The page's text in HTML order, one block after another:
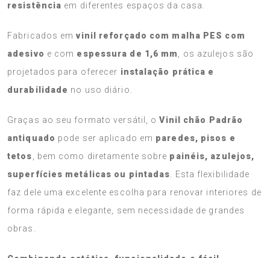
resistência em diferentes espaços da casa.
Fabricados emvinil reforçado com malha PES com
adesivo e com espessura de 1,6 mm
, os azulejos são
projetados para oferecer instalação prática e
durabilidade no uso diário.
Graças ao seu formato versátil, oVinil chão Padrão
antiquado pode ser aplicado em paredes, pisos e
tetos , bem como diretamente sobre painéis, azulejos,
superfícies metálicas ou pintadas . Esta flexibilidade
faz dele uma excelente escolha para renovar interiores de
forma rápida e elegante, sem necessidade de grandes
obras.